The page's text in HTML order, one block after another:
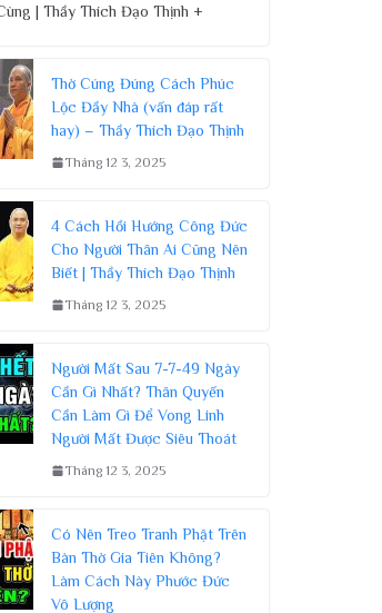
| Thầy Thích Đạo Thịnh +
Thờ Cúng Đúng Cách Phúc
Lộc Đầy Nhà (vấn đáp rất
hay) – Thầy Thích Đạo Thịnh
Tháng 12 3, 2025
4 Cách Hồi Hướng Công Đức
Cho Người Thân Ai Cũng Nên
Biết | Thầy Thích Đạo Thịnh
Tháng 12 3, 2025
Người Mất Sau 7-7-49 Ngày
Cần Gì Nhất? Thân Quyến
Cần Làm Gì Để Vong Linh
Người Mất Được Siêu Thoát
Tháng 12 3, 2025
Có Nên Treo Tranh Phật Trên
Bàn Thờ Gia Tiên Không?
Làm Cách Này Phước Đức
Vô Lượng